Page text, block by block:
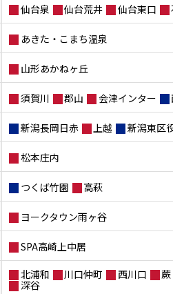
仙台泉 仙台荒井 仙台東口
あきた・こまち温泉
山形あかねヶ丘
須賀川 郡山 会津インター
新潟長岡日赤 上越 新潟東区
松本庄内
つくば竹園 高萩
ヨークタウン雨ヶ谷
SPA高崎上中居
北浦和 川口仲町 西川口 蕨
深谷